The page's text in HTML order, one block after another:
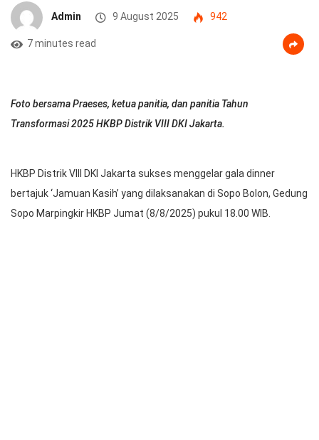
Admin 9 August 2025 942
7 minutes read